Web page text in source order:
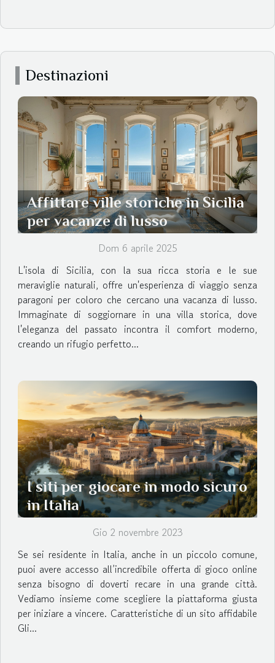
Destinazioni
Affittare ville storiche in Sicilia
per vacanze di lusso
Dom 6 aprile 2025
L'isola di Sicilia, con la sua ricca storia e le sue
meraviglie naturali, offre un'esperienza di viaggio senza
paragoni per coloro che cercano una vacanza di lusso.
Immaginate di soggiornare in una villa storica, dove
l'eleganza del passato incontra il comfort moderno,
creando un rifugio perfetto...
I siti per giocare in modo sicuro
in Italia
Gio 2 novembre 2023
Se sei residente in Italia, anche in un piccolo comune,
puoi avere accesso all’incredibile offerta di gioco online
senza bisogno di doverti recare in una grande città.
Vediamo insieme come scegliere la piattaforma giusta
per iniziare a vincere. Caratteristiche di un sito affidabile
Gli...